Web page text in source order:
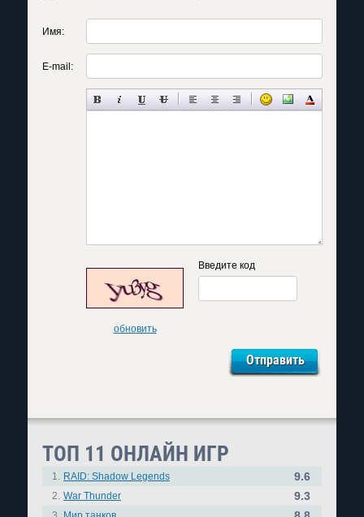
Имя:
E-mail:
обновить
Введите код
ТОП 11 ОНЛАЙН ИГР
1. RAID: Shadow Legends 9.6
2. War Thunder 9.3